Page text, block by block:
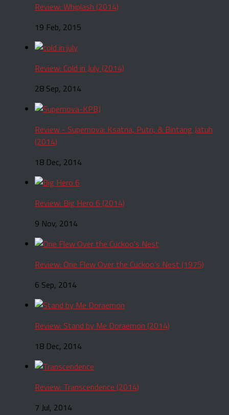
Review: Whiplash (2014)
19 Feb, 2015
Review: Cold in July (2014)
28 Sep, 2014
Review - Supernova: Ksatria, Putri, & Bintang Jatuh
(2014)
18 Dec, 2014
Review: Big Hero 6 (2014)
9 Nov, 2014
Review: One Flew Over the Cuckoo’s Nest (1975)
6 Sep, 2014
Review: Stand by Me Doraemon (2014)
18 Dec, 2014
Review: Transcendence (2014)
7 Jul, 2014